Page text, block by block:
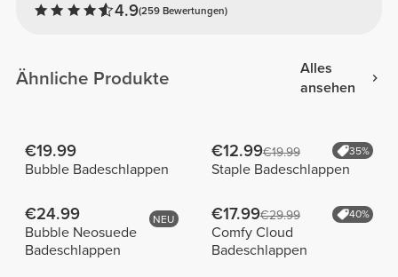
4.9(259 Bewertungen)
Ähnliche Produkte
Alles
ansehen
€19.99
Bubble Badeschlappen
€12.99€19.99 35%
Staple Badeschlappen
NEU
€24.99
Bubble Neosuede
Badeschlappen
€17.99€29.99 40%
Comfy Cloud
Badeschlappen